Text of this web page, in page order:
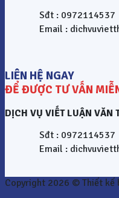
Sđt : 0972114537
Email :
LIÊN HỆ NGAY
ĐỂ ĐƯỢC TƯ VẤN
DỊCH VỤ VIẾT LUẬN VĂN
Sđt : 0972114537
Email :
Copyright 2026 © Thiết kế